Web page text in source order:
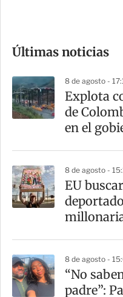
m
a
r
t
Últimas noticias
8 de agosto -
Explota
de
en el
8 de agosto -
EU
8 de agosto -
“No
padre”: